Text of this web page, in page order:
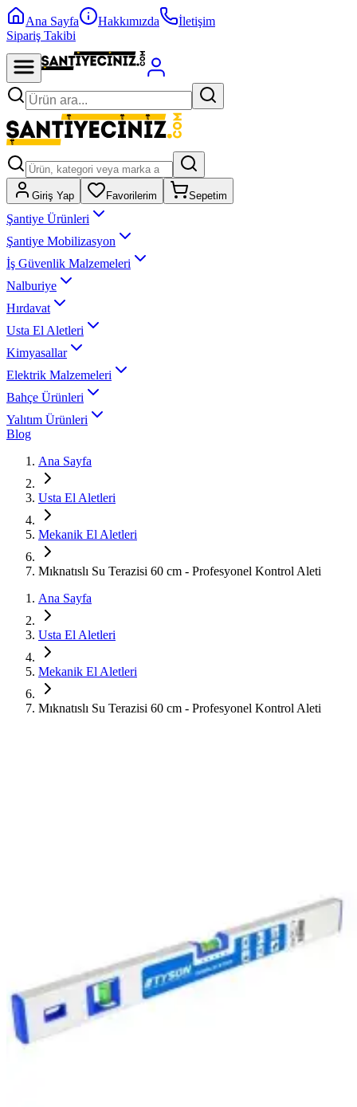
Ana Sayfa Hakkımızda
İletişim
Sipariş Takibi
Giriş Yap Favorilerim Sepetim
Şantiye Ürünleri
Şantiye Mobilizasyon
İş Güvenlik Malzemeleri
Nalburiye
Hırdavat
Usta El Aletleri
Kimyasallar
Elektrik Malzemeleri
Bahçe Ürünleri
Yalıtım Ürünleri
Blog
Ana Sayfa
Usta El Aletleri
Mekanik El Aletleri
Mıknatıslı Su Terazisi 60 cm - Profesyonel Kontrol Aleti
Ana Sayfa
Usta El Aletleri
Mekanik El Aletleri
Mıknatıslı Su Terazisi 60 cm - Profesyonel Kontrol Aleti